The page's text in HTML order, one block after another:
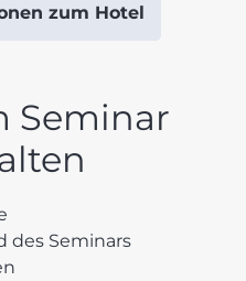
zum Hotel
Seminar
des Seminars